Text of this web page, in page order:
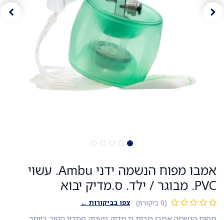
אמבו מפוח הנשמה ידני Ambu. עשוי
PVC. מבוגר / ילד. ס.מדיק יבוא
(0 ביקורת) צפו בביקורות ←